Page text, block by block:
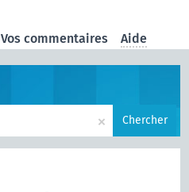
Vos commentaires Aide
× Chercher